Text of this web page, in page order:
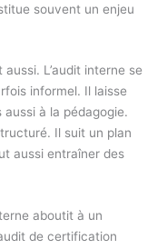
souvent un enjeu
L’audit interne se
informel. Il laisse
aussi à la pédagogie.
Il suit un plan
aussi entraîner des
aboutit à un
de certification